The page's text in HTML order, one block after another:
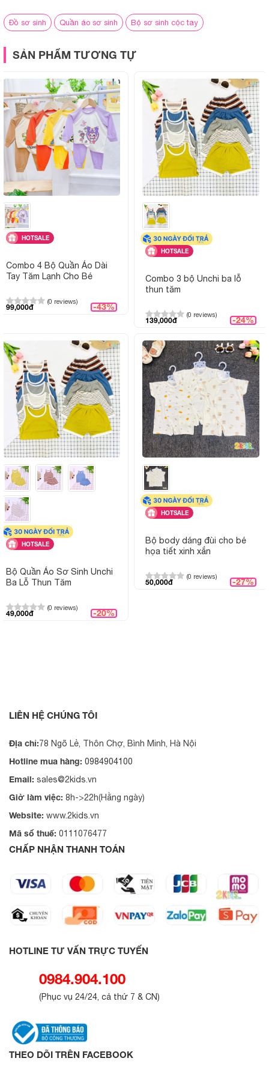
Giặt ủi :
Có thể giặt tay hoặc giặt máy,
Giao hàng:
Giao toàn quốc, hỗ trợ tư vấn
Hình ảnh sản phẩm
Đồ sơ sinh Quần áo sơ sinh Bộ sơ sinh cộc tay
SẢN PHẨM TƯƠNG TỰ
HOTSALE
Combo 4 Bộ Quần Áo Dài
Tay Tăm Lạnh Cho Bé
(0 reviews)
99,000đ -43%
HOTSALE
Combo 3 bộ Unchi ba lỗ
thun tăm
(0 reviews)
139,000đ -24%
HOTSALE
Bộ Quần Áo Sơ Sinh Unchi
Ba Lỗ Thun Tăm
(0 reviews)
49,000đ -20%
HOTSALE
Bộ body dáng đùi cho bé
họa tiết xinh xắn
(0 reviews)
50,000đ -27%
LIÊN HỆ CHÚNG TÔI
Địa chỉ:78 Ngõ Lẻ, Thôn Chợ, Bình Minh, Hà Nội
Hotline mua hàng: 0984904100
Email: sales@2kids.vn
Giờ làm việc: 8h->22h(Hằng ngày)
Website: www.2kids.vn
Mã số thuế: 0111076477
CHẤP NHẬN THANH TOÁN
HOTLINE TƯ VẤN TRỰC TUYẾN
0984.904.100
(Phục vụ 24/24, cả thứ 7 & CN)
THEO DÕI TRÊN FACEBOOK